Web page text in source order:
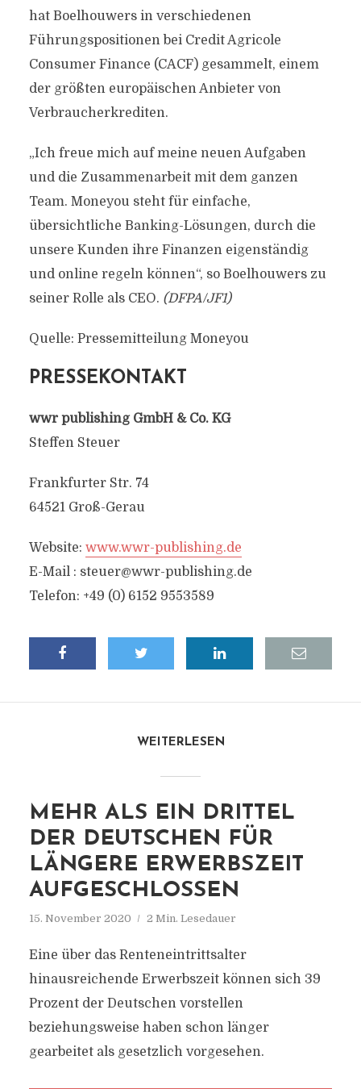
hat Boelhouwers in verschiedenen
Führungspositionen bei Credit Agricole
Consumer Finance (CACF) gesammelt, einem
der größten europäischen Anbieter von
Verbraucherkrediten.
„Ich freue mich auf meine neuen Aufgaben
und die Zusammenarbeit mit dem ganzen
Team. Moneyou steht für einfache,
übersichtliche Banking-Lösungen, durch die
unsere Kunden ihre Finanzen eigenständig
und online regeln können“, so Boelhouwers zu
seiner Rolle als CEO. (DFPA/JF1)
Quelle: Pressemitteilung Moneyou
PRESSEKONTAKT
wwr publishing GmbH & Co. KG
Steffen Steuer
Frankfurter Str. 74
64521 Groß-Gerau
Website: www.wwr-publishing.de
E-Mail : steuer@wwr-publishing.de
Telefon: +49 (0) 6152 9553589
WEITERLESEN
MEHR ALS EIN DRITTEL
DER DEUTSCHEN FÜR
LÄNGERE ERWERBSZEIT
AUFGESCHLOSSEN
15. November 2020 2 Min. Lesedauer
Eine über das Renteneintrittsalter
hinausreichende Erwerbszeit können sich 39
Prozent der Deutschen vorstellen
beziehungsweise haben schon länger
gearbeitet als gesetzlich vorgesehen.